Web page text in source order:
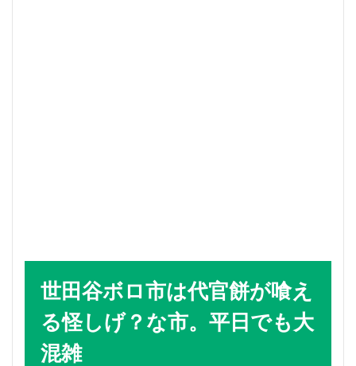
世田谷ボロ市は代官餅が喰え
る怪しげ？な市。平日でも大
混雑